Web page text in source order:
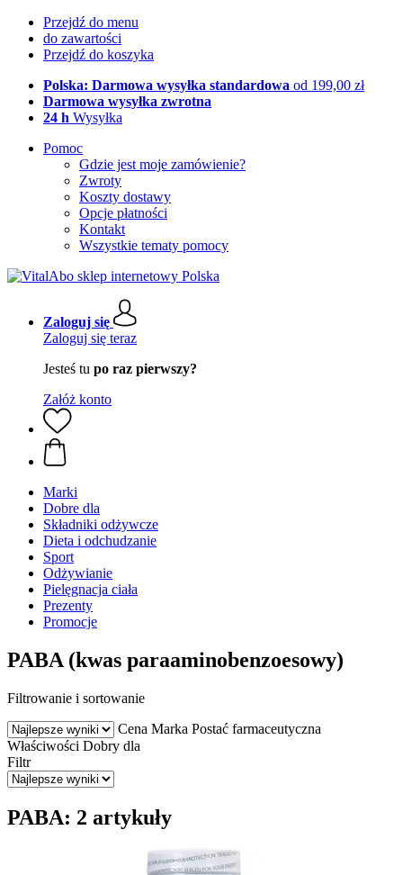
Przejdź do menu
do zawartości
Przejdź do koszyka
Polska: Darmowa wysyłka standardowa od 199,00 zł
Darmowa wysyłka zwrotna
24 h Wysyłka
Pomoc
Gdzie jest moje zamówienie?
Zwroty
Koszty dostawy
Opcje płatności
Kontakt
Wszystkie tematy pomocy
Zaloguj się
Zaloguj się teraz
Jesteś tu po raz pierwszy?
Załóż konto
Marki
Dobre dla
Składniki odżywcze
Dieta i odchudzanie
Sport
Odżywianie
Pielęgnacja ciała
Prezenty
Promocje
PABA (kwas paraaminobenzoesowy)
Filtrowanie i sortowanie
Cena Marka Postać farmaceutyczna
Właściwości Dobry dla
Filtr
PABA: 2 artykuły